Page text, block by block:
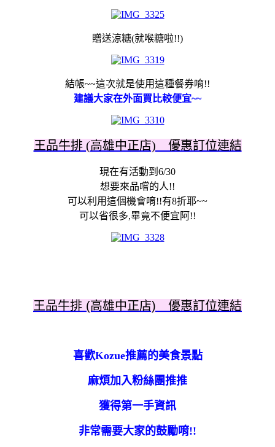
贈送涼糖(就喉糖啦!!)
結帳~~這次就是使用這種餐券唷!!
建議大家在外面買比較便宜~~
王品牛排 (高雄中正店) 優惠訂位連結
現在有活動到6/30
想要來品嚐的人!!
可以利用這個機會唷!!有8折耶~~
可以省很多,畢竟不便宜阿!!
王品牛排 (高雄中正店) 優惠訂位連結
喜歡Kozue推薦的美食景點
麻煩加入粉絲團推推
獲得第一手資訊
非常需要大家的鼓勵唷!!